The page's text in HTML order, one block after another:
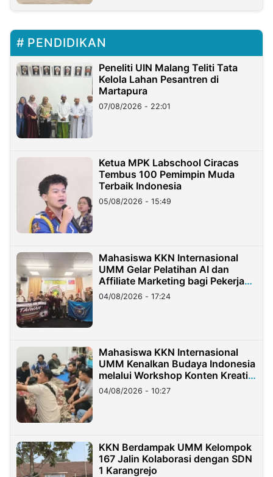
PENDIDIKAN
Peneliti UIN Malang Teliti Tata
Kelola Lahan Pesantren di
Martapura
07/08/2026 - 22:01
Ketua MPK Labschool Ciracas
Tembus 100 Pemimpin Muda
Terbaik Indonesia
05/08/2026 - 15:49
Mahasiswa KKN Internasional
UMM Gelar Pelatihan AI dan
Affiliate Marketing bagi Pekerja
Migran Indonesia di Taiwan
04/08/2026 - 17:24
Mahasiswa KKN Internasional
UMM Kenalkan Budaya Indonesia
melalui Workshop Konten Kreatif
di Taiwan
04/08/2026 - 10:27
KKN Berdampak UMM Kelompok
167 Jalin Kolaborasi dengan SDN
1 Karangrejo